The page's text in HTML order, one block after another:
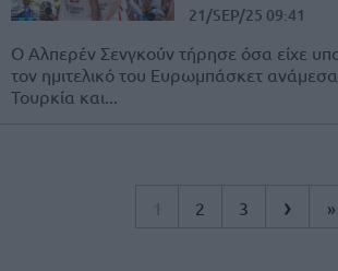
21/SEP/25 09:41
Ο Αλπερέν Σενγκούν τήρησε όσα είχε
τον ημιτελικό του Ευρωμπάσκετ
Τουρκία και...
1 2 3 › »